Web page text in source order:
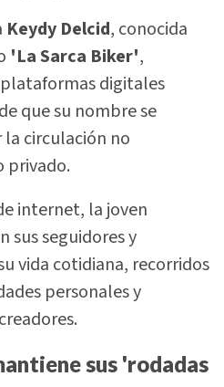
Keydy Delcid, conocida
'La Sarca Biker',
digitales
que su nombre se
circulación no
privado.
internet, la joven
sus seguidores y
vida cotidiana, recorridos
personales y
sus 'rodadas